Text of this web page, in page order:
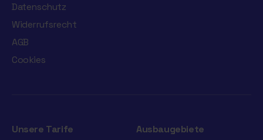
Datenschutz
Widerrufsrecht
AGB
Cookies
Unsere Tarife
Ausbaugebiete